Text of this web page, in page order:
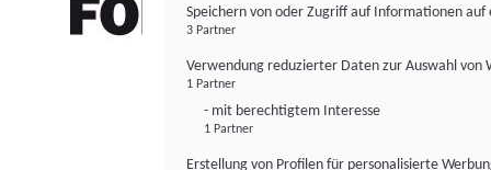
Speichern von oder Zugriff auf Informationen auf
3 Partner
Verwendung reduzierter Daten zur Auswahl von
1 Partner
- mit berechtigtem Interesse
1 Partner
Erstellung von Profilen für personalisierte
FONDS professionell